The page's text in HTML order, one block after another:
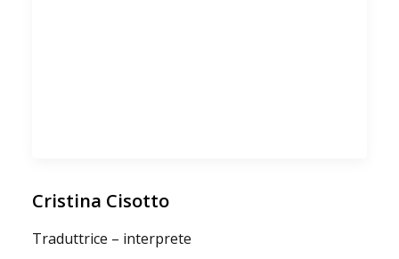
Cristina Cisotto
Traduttrice – interprete